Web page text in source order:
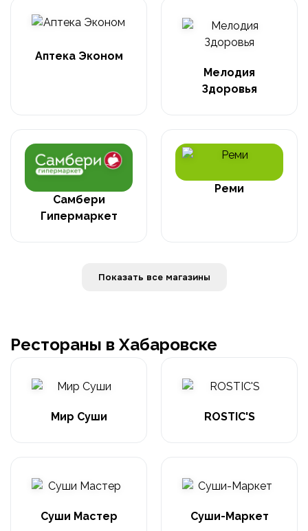
Аптека Эконом
Мелодия
Здоровья
Самбери
Гипермаркет
Реми
Показать все магазины
Рестораны в Хабаровске
Мир Суши ROSTIC'S
Суши Мастер Суши-Маркет